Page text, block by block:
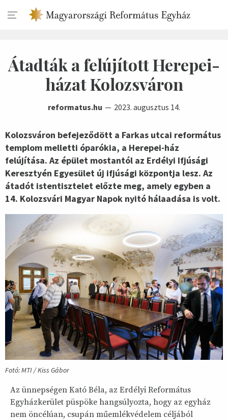
Átadták a felújított Herepei-
házat Kolozsváron
reformatus.hu 2023. augusztus 14.
Kolozsváron befejeződött a Farkas utcai református
templom melletti óparókia, a Herepei-ház
felújítása. Az épület mostantól az Erdélyi Ifjúsági
Keresztyén Egyesület új ifjúsági központja lesz. Az
átadót istentisztelet előzte meg, amely egyben a
14. Kolozsvári Magyar Napok nyitó hálaadása is volt.
Fotó: MTI / Kiss Gábor
Az ünnepségen Kató Béla, az Erdélyi Református
Egyházkerület püspöke hangsúlyozta, hogy az egyház
nem öncélúan, csupán műemlékvédelem céljából